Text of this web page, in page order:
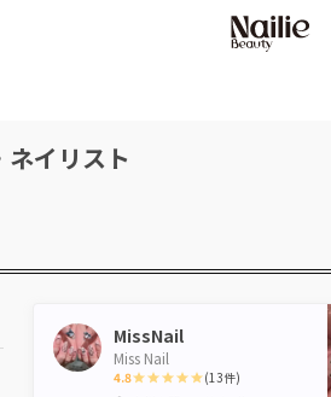
イリスト
MissNail
Miss Nail
4.8 (13件)